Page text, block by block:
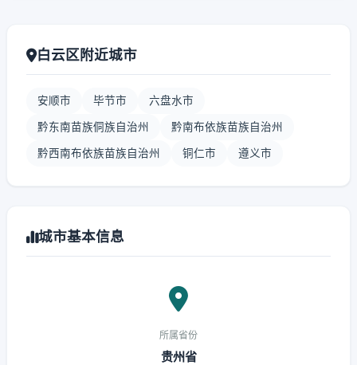
白云区附近城市
安顺市 毕节市 六盘水市
黔东南苗族侗族自治州 黔南布依族苗族自治州
黔西南布依族苗族自治州 铜仁市 遵义市
城市基本信息
所属省份
贵州省